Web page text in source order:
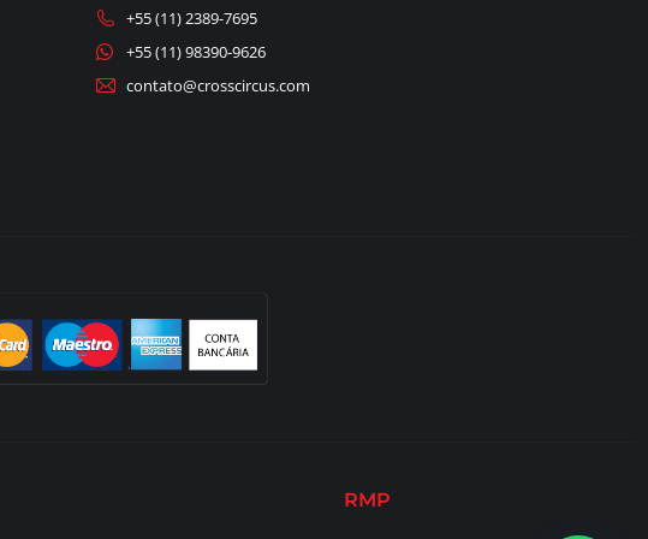
+55 (11) 2389-7695
+55 (11) 98390-9626
contato@crosscircus.com
RMP